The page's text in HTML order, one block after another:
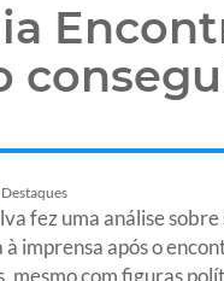
Destaques
fez uma análise
imprensa após o
mesmo com figuras